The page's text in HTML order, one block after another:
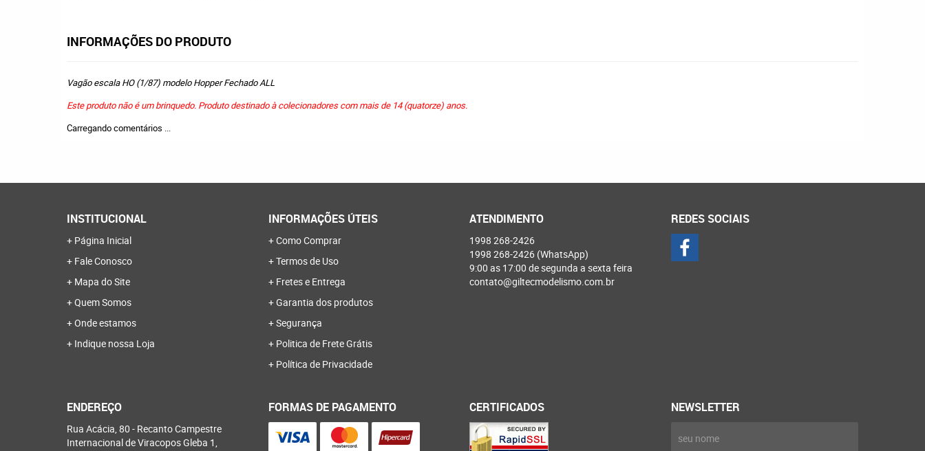
INFORMAÇÕES DO PRODUTO
Vagão escala HO (1/87) modelo Hopper Fechado ALL
Este produto não é um brinquedo. Produto destinado à colecionadores com mais de 14 (quatorze) anos.
Carregando comentários ...
INSTITUCIONAL
Página Inicial
Fale Conosco
Mapa do Site
Quem Somos
Onde estamos
Indique nossa Loja
INFORMAÇÕES ÚTEIS
Como Comprar
Termos de Uso
Fretes e Entrega
Garantia dos produtos
Segurança
Politica de Frete Grátis
Política de Privacidade
ATENDIMENTO
1998 268-2426
1998 268-2426 (WhatsApp)
9:00 as 17:00 de segunda a sexta feira
contato@giltecmodelismo.com.br
REDES SOCIAIS
ENDEREÇO
Rua Acácia, 80 - Recanto Campestre
Internacional de Viracopos Gleba 1,
FORMAS DE PAGAMENTO CERTIFICADOS NEWSLETTER